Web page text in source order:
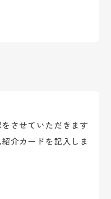
させていただきます
介カードを記入しま